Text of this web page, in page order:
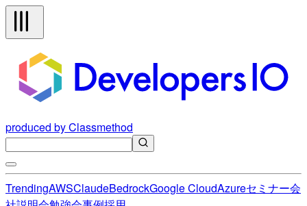
produced by Classmethod
TrendingAWSClaudeBedrockGoogle CloudAzureセミナー会